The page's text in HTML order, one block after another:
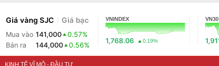
Giá vàng SJC Giá bạc
Mua vào 141,000
0.57%
Bán ra
144,000 0.56%
VNINDEX
1,768.06 0.19%
VN30
KINH TẾ VĨ MÔ - ĐẦU TƯ